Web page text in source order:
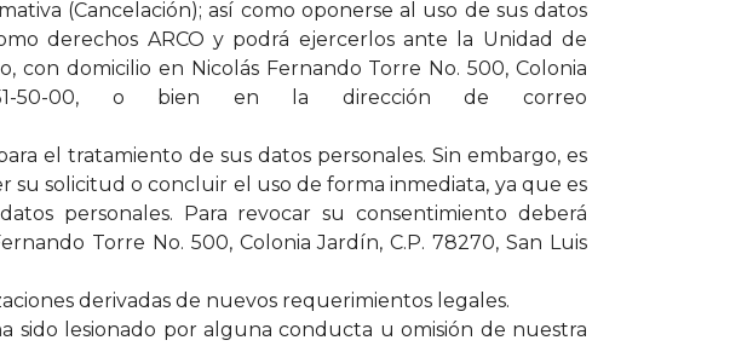
(Cancelación); así como oponerse al uso de sus datos
derechos ARCO y podrá ejercerlos ante la Unidad de
con domicilio en Nicolás Fernando Torre No. 500, Colonia
50-00, o bien en la dirección de correo
el tratamiento de sus datos personales. Sin embargo, es
solicitud o concluir el uso de forma inmediata, ya que es
personales. Para revocar su consentimiento deberá
Torre No. 500, Colonia Jardín, C.P. 78270, San Luis
derivadas de nuevos requerimientos legales.
sido lesionado por alguna conducta u omisión de nuestra